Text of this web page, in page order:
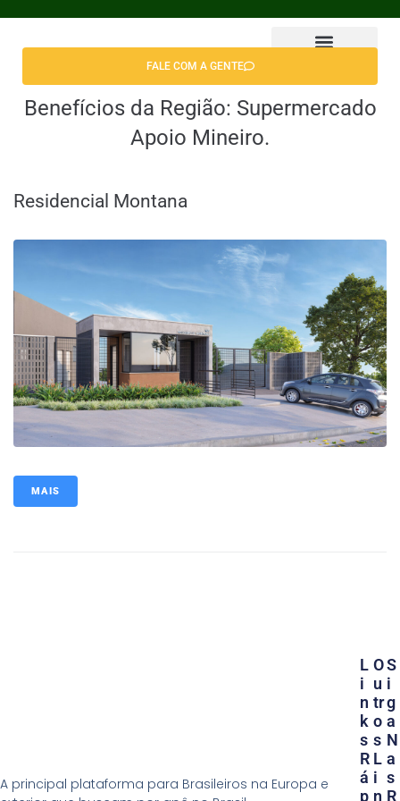
FALE COM A GENTE
Benefícios da Região: Supermercado
Apoio Mineiro.
Residencial Montana
MAIS
A principal plataforma para Brasileiros na Europa e
O
U
Tr
O
S
L
I
N
L
I
N
K
S
R
Á
P
S
I
G
A
N
A
S
R